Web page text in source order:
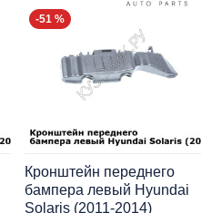
-51 %
Кронштейн переднего
бампера левый Hyundai
Solaris (2011-2014)